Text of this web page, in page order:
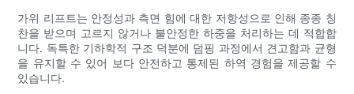
가위 리프트는 안정성과 측면 힘에 대한 저항성으로 인해 종종 칭
찬을 받으며 고르지 않거나 불안정한 하중을 처리하는 데 적합합
니다. 독특한 기하학적 구조 덕분에 덤핑 과정에서 견고함과 균형
을 유지할 수 있어 보다 안전하고 통제된 하역 경험을 제공할 수
있습니다.